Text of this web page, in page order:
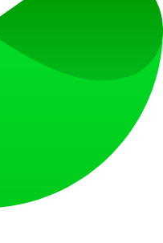
, 추천을 받으며, 발견되
성장 동력을 만들어갈